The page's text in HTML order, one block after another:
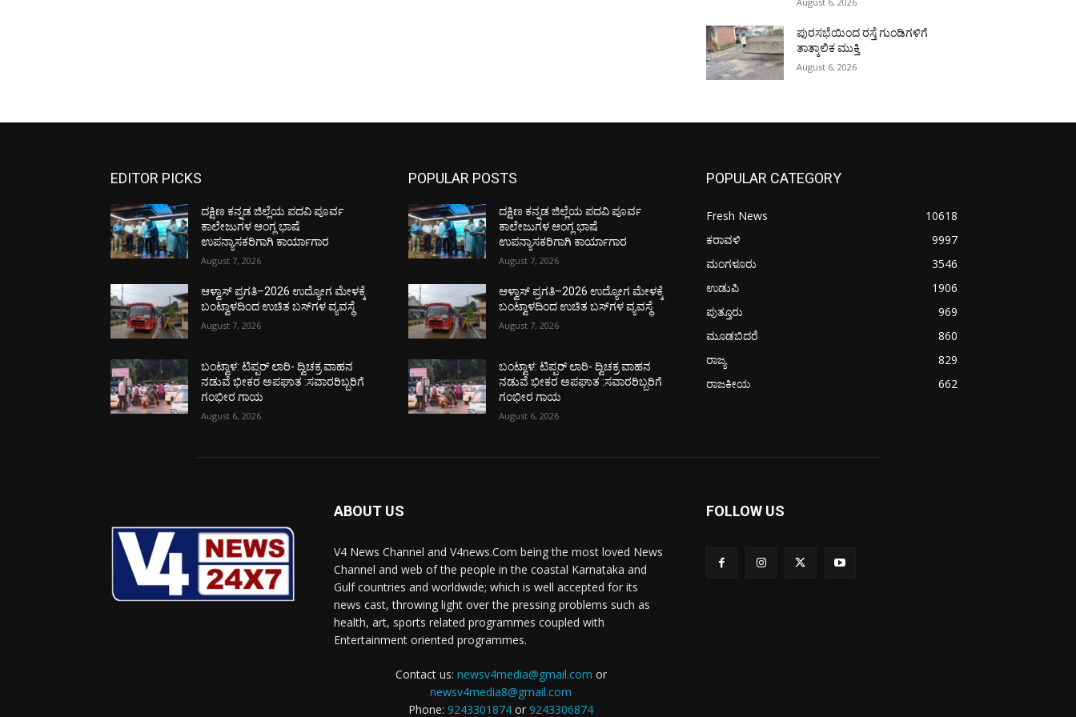
ಪುರಸಭೆಯಿಂದ ರಸ್ತೆ ಗುಂಡಿಗಳಿಗೆ
ತಾತ್ಕಾಲಿಕ ಮುಕ್ತಿ
August 6, 2026
EDITOR PICKS
ದಕ್ಷಿಣ ಕನ್ನಡ ಜಿಲ್ಲೆಯ ಪದವಿ ಪೂರ್ವ
ಕಾಲೇಜುಗಳ ಆಂಗ್ಲ ಭಾಷೆ
ಉಪನ್ಯಾಸಕರಿಗಾಗಿ ಕಾರ್ಯಾಗಾರ
August 7, 2026
ಆಳ್ವಾಸ್ ಪ್ರಗತಿ–2026 ಉದ್ಯೋಗ ಮೇಳಕ್ಕೆ
ಬಂಟ್ವಾಳದಿಂದ ಉಚಿತ ಬಸ್‌ಗಳ ವ್ಯವಸ್ಥೆ
August 7, 2026
ಬಂಟ್ವಾಳ: ಟಿಪ್ಪರ್ ಲಾರಿ- ದ್ವಿಚಕ್ರ ವಾಹನ
ನಡುವೆ ಭೀಕರ ಅಪಘಾತ :ಸವಾರರಿಬ್ಬರಿಗೆ
ಗಂಭೀರ ಗಾಯ
August 6, 2026
POPULAR POSTS
ದಕ್ಷಿಣ ಕನ್ನಡ ಜಿಲ್ಲೆಯ ಪದವಿ ಪೂರ್ವ
ಕಾಲೇಜುಗಳ ಆಂಗ್ಲ ಭಾಷೆ
ಉಪನ್ಯಾಸಕರಿಗಾಗಿ ಕಾರ್ಯಾಗಾರ
August 7, 2026
ಆಳ್ವಾಸ್ ಪ್ರಗತಿ–2026 ಉದ್ಯೋಗ ಮೇಳಕ್ಕೆ
ಬಂಟ್ವಾಳದಿಂದ ಉಚಿತ ಬಸ್‌ಗಳ ವ್ಯವಸ್ಥೆ
August 7, 2026
ಬಂಟ್ವಾಳ: ಟಿಪ್ಪರ್ ಲಾರಿ- ದ್ವಿಚಕ್ರ ವಾಹನ
ನಡುವೆ ಭೀಕರ ಅಪಘಾತ :ಸವಾರರಿಬ್ಬರಿಗೆ
ಗಂಭೀರ ಗಾಯ
August 6, 2026
POPULAR CATEGORY
Fresh News
10618
ಕರಾವಳಿ
9997
ಮಂಗಳೂರು
3546
ಉಡುಪಿ
1906
ಪುತ್ತೂರು
969
ಮೂಡಬಿದರೆ
860
ರಾಜ್ಯ
829
ರಾಜಕೀಯ
662
ABOUT US
V4 News Channel and V4news.Com being the most loved News
Channel and web of the people in the coastal Karnataka and
Gulf countries and worldwide; which is well accepted for its
news cast, throwing light over the pressing problems such as
health, art, sports related programmes coupled with
Entertainment oriented programmes.
Contact us: newsv4media@gmail.com or
newsv4media8@gmail.com
Phone: 9243301874 or 9243306874
FOLLOW US